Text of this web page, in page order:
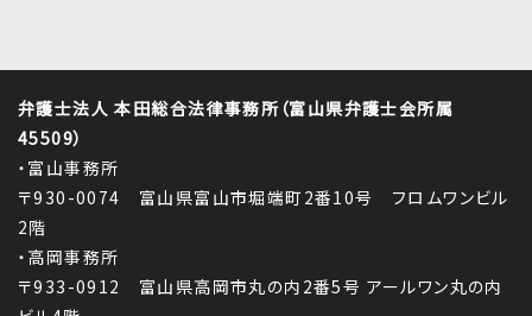
弁護士法人 本田総合法律事務所（富山県弁護士会所属
45509）
・富山事務所
〒930-0074 富山県富山市堀端町2番10号 フロムワンビル
2階
・高岡事務所
〒933-0912 富山県高岡市丸の内2番5号 アールワン丸の内